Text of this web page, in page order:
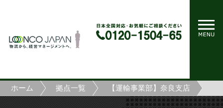
ホーム 拠点一覧 【運輸事業部】奈良支店